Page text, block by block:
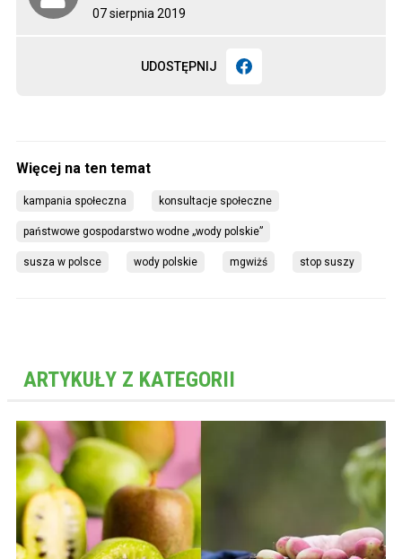
07 sierpnia 2019
UDOSTĘPNIJ
kampania społeczna konsultacje społeczne
państwowe gospodarstwo wodne „wody polskie”
susza w polsce wody polskie mgwiżś stop suszy
ARTYKUŁY Z KATEGORII